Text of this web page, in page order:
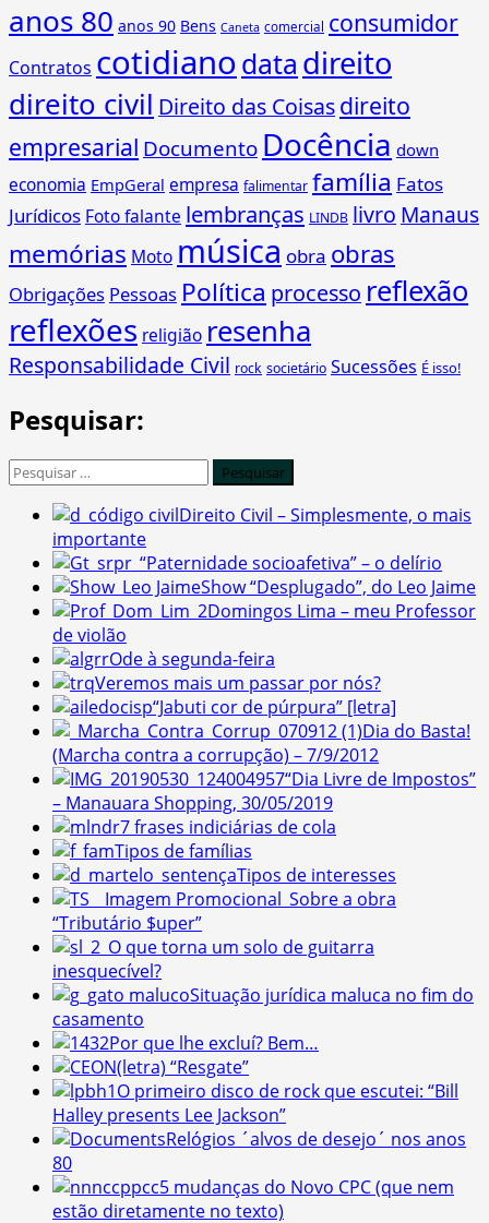
anos 80 anos 90 Bens Caneta comercial consumidor
Contratos cotidianodata direito
direito civil Direito das Coisasdireito
empresarial Documento Docência down
economia EmpGeral empresa falimentar família Fatos
Jurídicos Foto falante lembranças LINDB livro Manaus
memórias Moto música obra obras
Obrigações Pessoas Política processo reflexão
reflexões religião resenha
Responsabilidade Civil rock societário Sucessões É isso!
Pesquisar:
Pesquisar
Direito Civil – Simplesmente, o mais
importante
“Paternidade socioafetiva” – o delírio
Show “Desplugado”, do Leo Jaime
Domingos Lima – meu Professor
de violão
Ode à segunda-feira
Veremos mais um passar por nós?
“Jabuti cor de púrpura” [letra]
Dia do Basta!
(Marcha contra a corrupção) – 7/9/2012
“Dia Livre de Impostos”
– Manauara Shopping, 30/05/2019
7 frases indiciárias de cola
Tipos de famílias
Tipos de interesses
Sobre a obra
“Tributário $uper”
O que torna um solo de guitarra
inesquecível?
Situação jurídica maluca no fim do
casamento
Por que lhe excluí? Bem…
(letra) “Resgate”
O primeiro disco de rock que escutei: “Bill
Halley presents Lee Jackson”
Relógios ´alvos de desejo´ nos anos
80
5 mudanças do Novo CPC (que nem
estão diretamente no texto)